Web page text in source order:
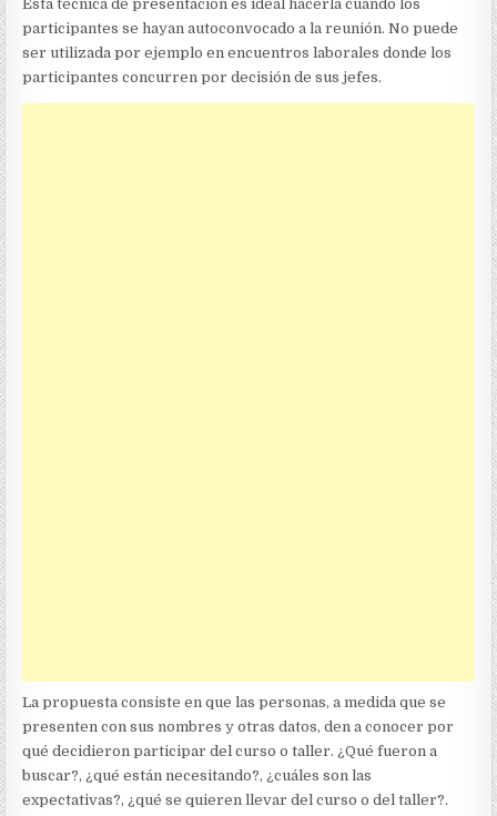
Esta técnica de presentación es ideal hacerla cuando los
participantes se hayan autoconvocado a la reunión. No puede
ser utilizada por ejemplo en encuentros laborales donde los
participantes concurren por decisión de sus jefes.
La propuesta consiste en que las personas, a medida que se
presenten con sus nombres y otras datos, den a conocer por
qué decidieron participar del curso o taller. ¿Qué fueron a
buscar?, ¿qué están necesitando?, ¿cuáles son las
expectativas?, ¿qué se quieren llevar del curso o del taller?.